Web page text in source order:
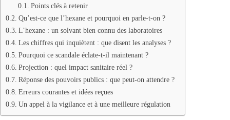
Points clés à retenir
Qu’est-ce que l’hexane et pourquoi en parle-t-on ?
L’hexane : un solvant bien connu des laboratoires
Les chiffres qui inquiètent : que disent les analyses ?
Pourquoi ce scandale éclate-t-il maintenant ?
Projection : quel impact sanitaire réel ?
Réponse des pouvoirs publics : que peut-on attendre ?
Erreurs courantes et idées reçues
Un appel à la vigilance et à une meilleure régulation